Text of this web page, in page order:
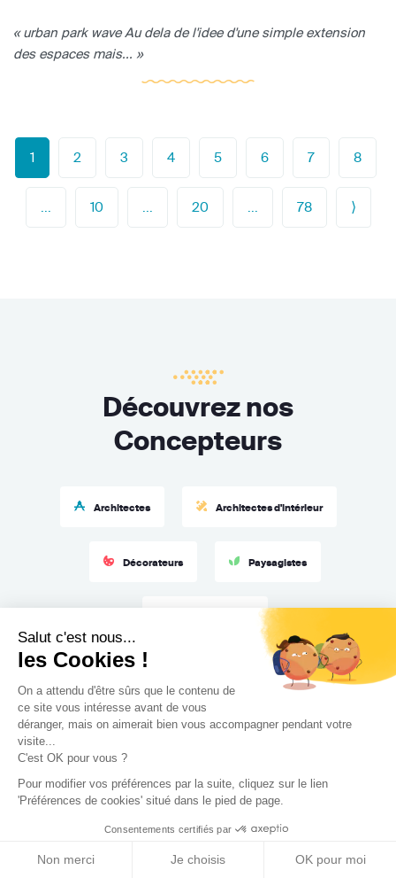
Salut c'est nous...
les Cookies !
On a attendu d'être sûrs que le contenu de
ce site vous intéresse avant de vous
déranger, mais on aimerait bien vous accompagner pendant votre
visite...
C'est OK pour vous ?
Pour modifier vos préférences par la suite, cliquez sur le lien
'Préférences de cookies' situé dans le pied de page.
Consentements certifiés par
Non merci Je choisis OK pour moi
« urban park wave Au dela de l'idee d'une simple extension
des espaces mais... »
1 2 3 4 5 6 7 8
... 10 ... 20 ... 78 ⟩
Découvrez nos
Concepteurs
Architectes Architectes d'intérieur
Décorateurs Paysagistes
Faire appel à nos
professionnels pour votre